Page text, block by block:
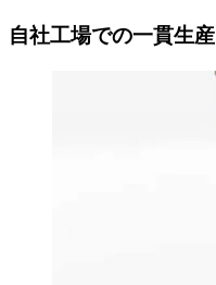
自社工場での一貫生産